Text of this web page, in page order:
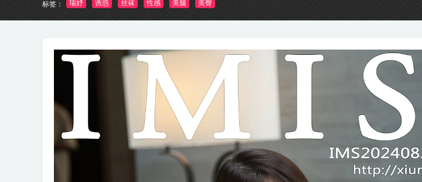
标签：
瑞妤 诱惑 丝袜 性感 美腿 美臀